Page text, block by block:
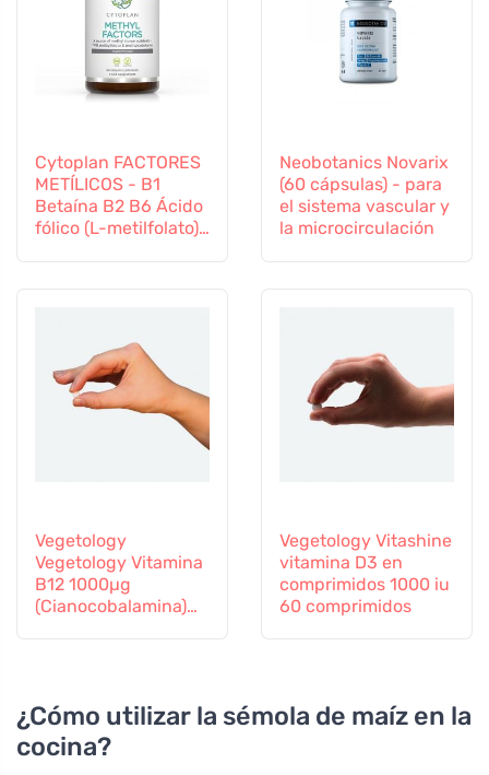
Cytoplan FACTORES
METÍLICOS - B1
Betaína B2 B6 Ácido
fólico (L-metilfolato)
Neobotanics Novarix
(60 cápsulas) - para
el sistema vascular y
la microcirculación
Vegetology
Vegetology Vitamina
B12 1000µg
(Cianocobalamina)
Vegetology Vitashine
vitamina D3 en
comprimidos 1000 iu
60 comprimidos
¿Cómo utilizar la sémola de maíz en la
cocina?